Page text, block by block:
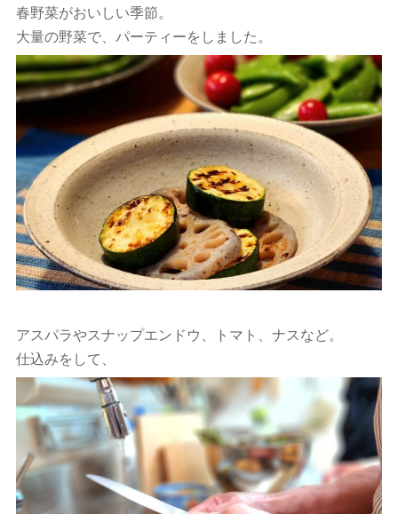
春野菜がおいしい季節。
大量の野菜で、パーティーをしました。
アスパラやスナップエンドウ、トマト、ナスなど。
仕込みをして、